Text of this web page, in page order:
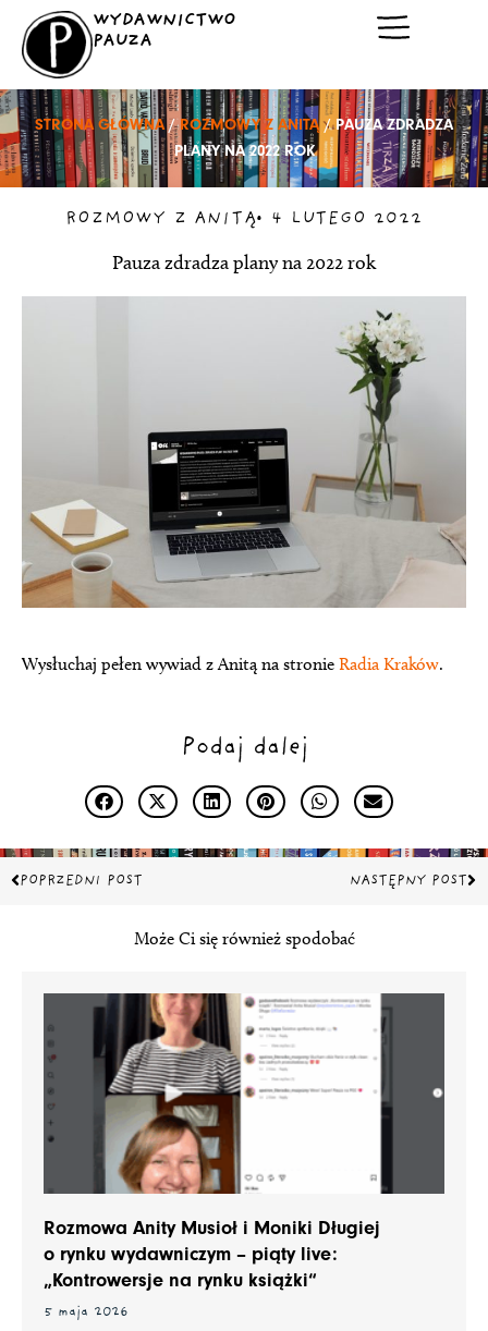
Przejdź
treści
WYDAWNICTWO
PAUZA
STRONA GŁÓWNA/ROZMOWY Z ANITĄ/ PAUZA ZDRADZA
PLANY NA 2022 ROK
ROZMOWY Z ANITĄ• 4 LUTEGO 2022
Pauza zdradza plany na 2022 rok
Wysłuchaj pełen wywiad z Anitą na stronie Radia Kraków.
Podaj dalej
Prev
POPRZEDNI POST NASTĘPNY POST
Może Ci się również spodobać
Rozmowa Anity Musioł i Moniki Długiej
o rynku wydawniczym – piąty live:
„Kontrowersje na rynku książki“
5 maja 2026